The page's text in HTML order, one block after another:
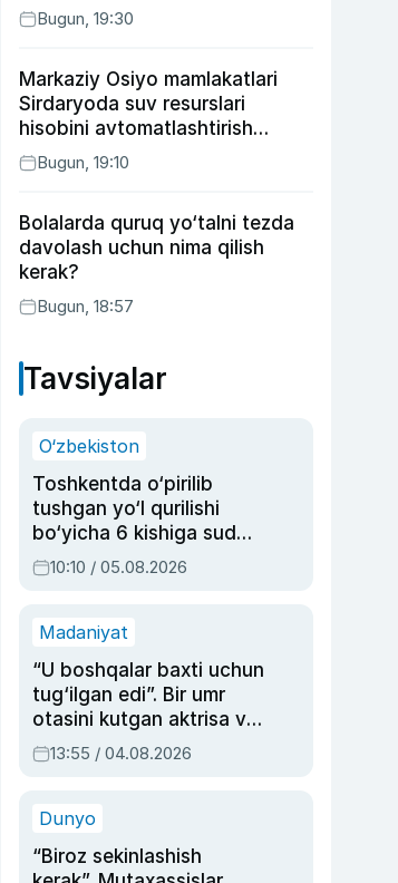
Bugun, 19:30
Markaziy Osiyo mamlakatlari
Sirdaryoda suv resurslari
hisobini avtomatlashtirish
rejasini ishlab chiqishni
ma’qulladi
Bugun, 19:10
Bolalarda quruq yo‘talni tezda
davolash uchun nima qilish
kerak?
Bugun, 18:57
Tavsiyalar
O‘zbekiston
Toshkentda o‘pirilib
tushgan yo‘l qurilishi
bo‘yicha 6 kishiga sud
hukmi o‘qildi
10:10 / 05.08.2026
Madaniyat
“U boshqalar baxti uchun
tug‘ilgan edi”. Bir umr
otasini kutgan aktrisa va
dublyaj ustasi Rimma
Ahmedovaning
13:55 / 04.08.2026
Dunyo
“Biroz sekinlashish